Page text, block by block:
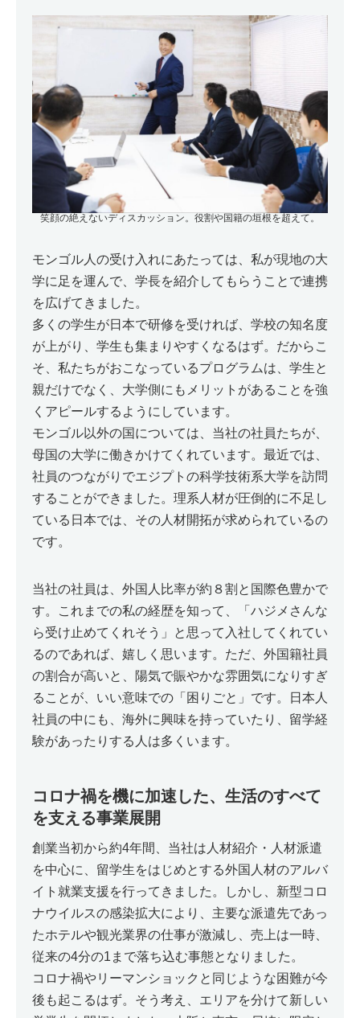
笑顔の絶えないディスカッション。役割や国籍の垣根を超えて。
モンゴル人の受け入れにあたっては、私が現地の大
学に足を運んで、学長を紹介してもらうことで連携
を広げてきました。
多くの学生が日本で研修を受ければ、学校の知名度
が上がり、学生も集まりやすくなるはず。だからこ
そ、私たちがおこなっているプログラムは、学生と
親だけでなく、大学側にもメリットがあることを強
くアピールするようにしています。
モンゴル以外の国については、当社の社員たちが、
母国の大学に働きかけてくれています。最近では、
社員のつながりでエジプトの科学技術系大学を訪問
することができました。理系人材が圧倒的に不足し
ている日本では、その人材開拓が求められているの
です。
当社の社員は、外国人比率が約８割と国際色豊かで
す。これまでの私の経歴を知って、「ハジメさんな
ら受け止めてくれそう」と思って入社してくれてい
るのであれば、嬉しく思います。ただ、外国籍社員
の割合が高いと、陽気で賑やかな雰囲気になりすぎ
ることが、いい意味での「困りごと」です。日本人
社員の中にも、海外に興味を持っていたり、留学経
験があったりする人は多くいます。
コロナ禍を機に加速した、生活のすべて
を支える事業展開
創業当初から約4年間、当社は人材紹介・人材派遣
を中心に、留学生をはじめとする外国人材のアルバ
イト就業支援を行ってきました。しかし、新型コロ
ナウイルスの感染拡大により、主要な派遣先であっ
たホテルや観光業界の仕事が激減し、売上は一時、
従来の4分の1まで落ち込む事態となりました。
コロナ禍やリーマンショックと同じような困難が今
後も起こるはず。そう考え、エリアを分けて新しい